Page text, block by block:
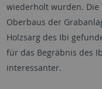
wiederholt wurden. Die
Oberbaus der
Holzsarg des Ibi
für das Begräbnis des
interessanter.